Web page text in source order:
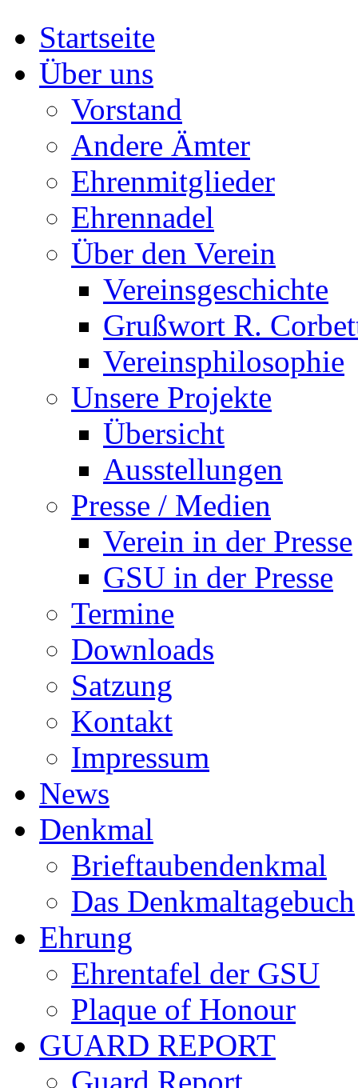
Startseite
Über uns
Vorstand
Andere Ämter
Ehrenmitglieder
Ehrennadel
Über den Verein
Vereinsgeschichte
Grußwort R.
Vereinsphilosophie
Unsere Projekte
Übersicht
Ausstellungen
Presse / Medien
Verein in der Presse
GSU in der Presse
Termine
Downloads
Satzung
Kontakt
Impressum
News
Denkmal
Brieftaubendenkmal
Das Denkmaltagebuch
Ehrung
Ehrentafel der GSU
Plaque of Honour
GUARD REPORT